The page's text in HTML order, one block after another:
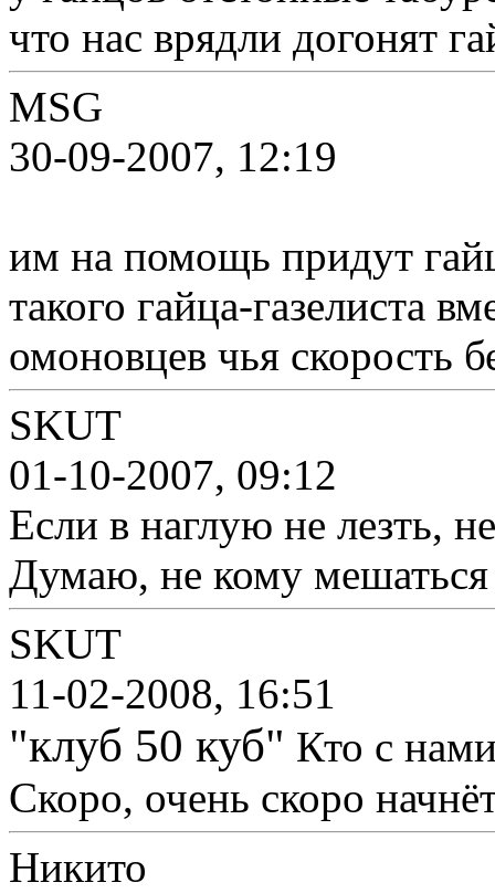
что нас врядли догонят
MSG
30-09-2007, 12:19
им на помощь придут
такого гайца-газелиста
омоновцев чья скорость
SKUT
01-10-2007, 09:12
Если в наглую не лезть,
Думаю, не кому мешаться
SKUT
11-02-2008, 16:51
"клуб 50 куб" Кто с
Скоро, очень скоро
Никито